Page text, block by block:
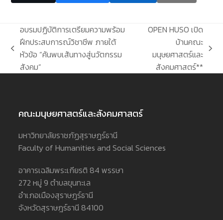
previous
post:
อบรมปฏิบัติการเตรียมความพร้อม
ฝึกประสบการณ์วิชาชีพ ภายใต้
หัวข้อ “ค้นพบเส้นทางสู่นวัตกรรม
สังคม”
next
post:
OPEN HUSO เปิด
บ้านคณะ
มนุษยศาสตร์และ
สังคมศาสตร์**
คณะมนุษยศาสตร์และสังคมศาสตร์
มหาวิทยาลัยราชภัฏสุราษฎร์ธานี
Faculty of Humanities and Social Sciences
อาคารเฉลิมพระเกียรติ 84 พรรษา
272 หมู่ 9 ตำบลขุนทะเล
อำเภอเมืองสุราษฎร์ธานี
จังหวัดสุราษฎร์ธานี 84100